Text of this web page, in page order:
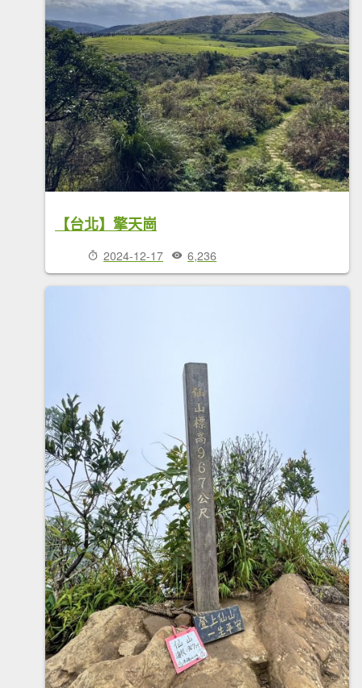
【台北】擎天崗
2024-12-17 6,236